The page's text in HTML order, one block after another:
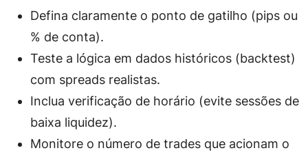
Defina claramente o ponto de gatilho (pips ou
% de conta).
Teste a lógica em dados históricos (backtest)
com spreads realistas.
Inclua verificação de horário (evite sessões de
baixa liquidez).
Monitore o número de trades que acionam o